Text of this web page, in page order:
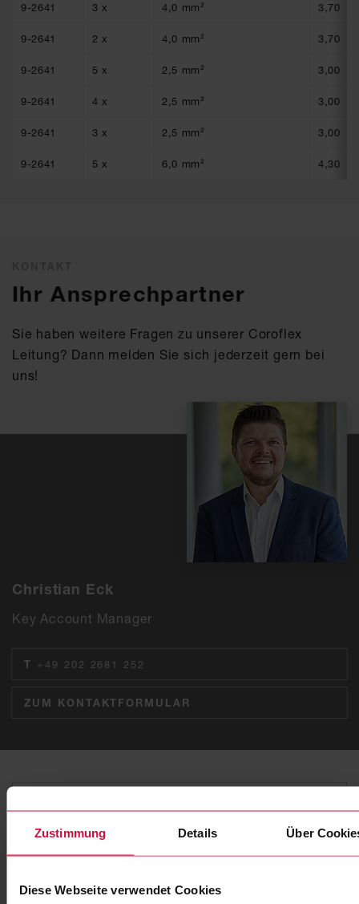
Zustimmung Details Über
Diese Webseite verwendet Cookies
9-2641 3 x 4,0 mm² 3,70
9-2641 2 x 4,0 mm² 3,70
9-2641 5 x 2,5 mm² 3,00
9-2641 4 x 2,5 mm² 3,00
9-2641 3 x 2,5 mm² 3,00
9-2641 5 x 6,0 mm² 4,30
Ihr Ansprechpartner
Sie haben weitere Fragen zu unserer Coroflex
Leitung? Dann melden Sie sich jederzeit gern bei
uns!
Christian Eck
Key Account Manager
T +49 202 2681 252
ZUM KONTAKTFORMULAR